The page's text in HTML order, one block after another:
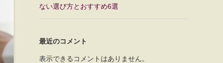
ない選び方とおすすめ6選
最近のコメント
表示できるコメントはありません。